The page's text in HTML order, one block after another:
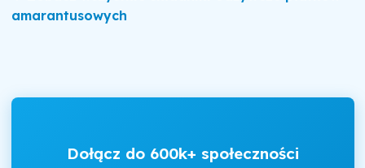
amarantusowych
Dołącz do 600k+ społeczności